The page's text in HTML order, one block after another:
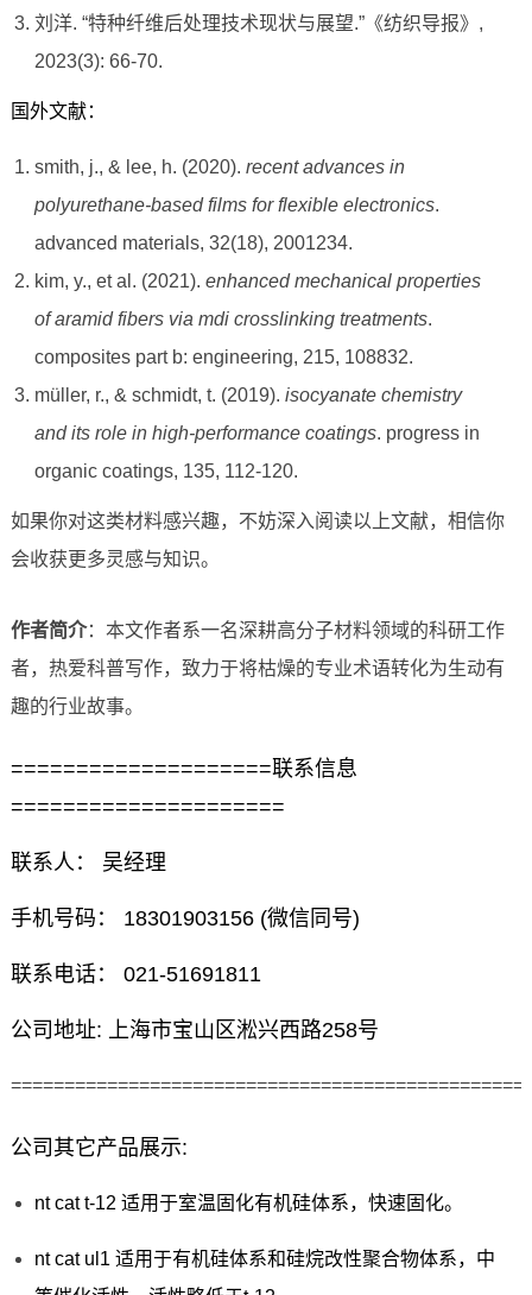
刘洋. “特种纤维后处理技术现状与展望.”《纺织导报》,
2023(3): 66-70.
国外文献：
smith, j., & lee, h. (2020). recent advances in
polyurethane-based films for flexible electronics.
advanced materials, 32(18), 2001234.
kim, y., et al. (2021). enhanced mechanical properties
of aramid fibers via mdi crosslinking treatments.
composites part b: engineering, 215, 108832.
müller, r., & schmidt, t. (2019). isocyanate chemistry
and its role in high-performance coatings. progress in
organic coatings, 135, 112-120.
如果你对这类材料感兴趣，不妨深入阅读以上文献，相信你
会收获更多灵感与知识。
作者简介：本文作者系一名深耕高分子材料领域的科研工作
者，热爱科普写作，致力于将枯燥的专业术语转化为生动有
趣的行业故事。
====================联系信息
=====================
联系人： 吴经理
手机号码： 18301903156 (微信同号)
联系电话： 021-51691811
公司地址: 上海市宝山区淞兴西路258号
公司其它产品展示:
nt cat t-12 适用于室温固化有机硅体系，快速固化。
nt cat ul1 适用于有机硅体系和硅烷改性聚合物体系，中